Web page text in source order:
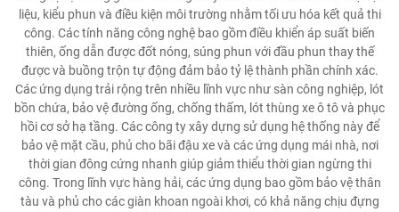
liệu, kiểu phun và điều kiện môi trường nhằm tối ưu hóa kết quả thi
công. Các tính năng công nghệ bao gồm điều khiển áp suất biến
thiên, ống dẫn được đốt nóng, súng phun với đầu phun thay thế
được và buồng trộn tự động đảm bảo tỷ lệ thành phần chính xác.
Các ứng dụng trải rộng trên nhiều lĩnh vực như sàn công nghiệp, lót
bồn chứa, bảo vệ đường ống, chống thấm, lót thùng xe ô tô và phục
hồi cơ sở hạ tầng. Các công ty xây dựng sử dụng hệ thống này để
bảo vệ mặt cầu, phủ cho bãi đậu xe và các ứng dụng mái nhà, nơi
thời gian đông cứng nhanh giúp giảm thiểu thời gian ngừng thi
công. Trong lĩnh vực hàng hải, các ứng dụng bao gồm bảo vệ thân
tàu và phủ cho các giàn khoan ngoài khơi, có khả năng chịu đựng